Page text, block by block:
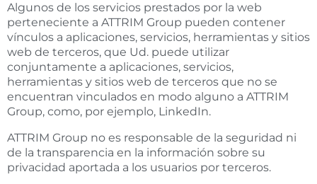
Algunos de los servicios prestados por la web
perteneciente a ATTRIM Group pueden contener
vínculos a aplicaciones, servicios, herramientas y sitios
web de terceros, que Ud. puede utilizar
conjuntamente a aplicaciones, servicios,
herramientas y sitios web de terceros que no se
encuentran vinculados en modo alguno a ATTRIM
Group, como, por ejemplo, LinkedIn.
ATTRIM Group no es responsable de la seguridad ni
de la transparencia en la información sobre su
privacidad aportada a los usuarios por terceros.